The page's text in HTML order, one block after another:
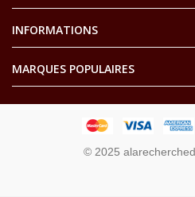
INFORMATIONS
MARQUES POPULAIRES
© 2025